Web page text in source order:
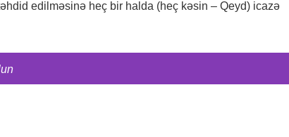
edilməsinə heç bir halda (heç kəsin – Qeyd) icazə